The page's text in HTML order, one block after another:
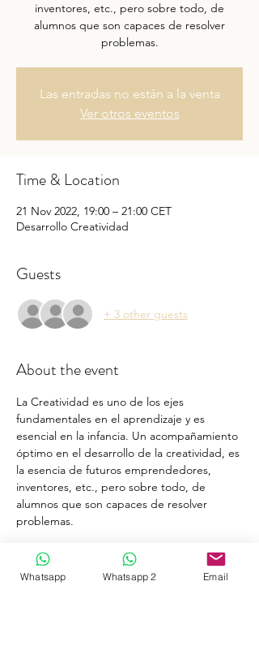
inventores, etc., pero sobre todo, de
alumnos que son capaces de resolver
problemas.
Las entradas no están a la venta
Ver otros eventos
Time & Location
21 Nov 2022, 19:00 – 21:00 CET
Desarrollo Creatividad
Guests
+ 3 other guests
About the event
La Creatividad es uno de los ejes
fundamentales en el aprendizaje y es
esencial en la infancia. Un acompañamiento
óptimo en el desarrollo de la creatividad, es
la esencia de futuros emprendedores,
inventores, etc., pero sobre todo, de
alumnos que son capaces de resolver
problemas.
Schedule
Whatsapp Whatsapp 2 Email